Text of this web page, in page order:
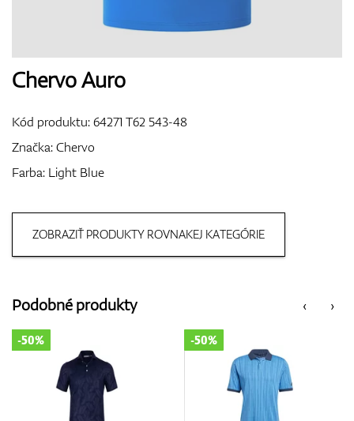
Bagy
Chervo Auro
Kód produktu:64271 T62 543-48
Značka:Chervo
Farba: Light Blue
ZOBRAZIŤ PRODUKTY ROVNAKEJ KATEGÓRIE
‹
Podobné produkty ›
-50% -50%